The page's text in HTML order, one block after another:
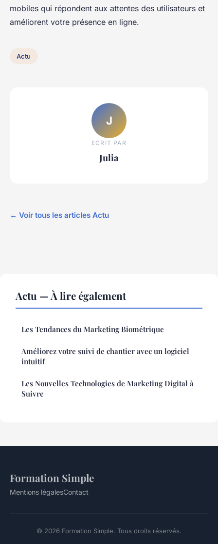
mobiles qui répondent aux attentes des utilisateurs et
améliorent votre présence en ligne.
Actu
J
ECRIT PAR
Julia
← Voir tous les articles Actu
Actu — À lire également
Les Tendances du Marketing Biométrique
Améliorez votre suivi de chantier avec un logiciel
intuitif
Les Nouvelles Technologies de Marketing Digital à
Suivre
Formation Simple
Mentions légalesContact
© 2026 Formation Simple. Tous droits réservés.